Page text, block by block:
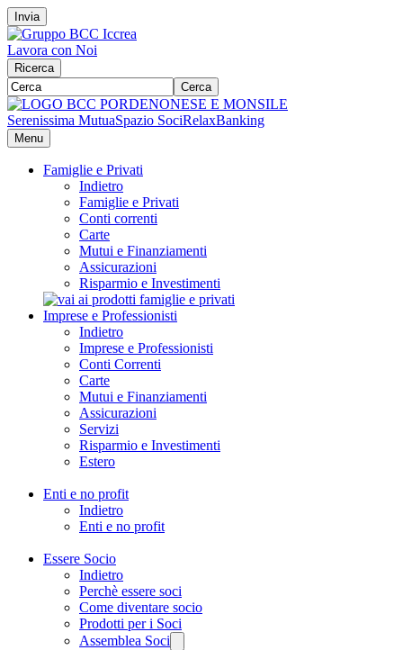
Invia
Lavora con Noi
Ricerca
Cerca
Serenissima MutuaSpazio SociRelaxBanking
Menu
Famiglie e Privati
Indietro
Famiglie e Privati
Conti correnti
Carte
Mutui e Finanziamenti
Assicurazioni
Risparmio e Investimenti
Imprese e Professionisti
Indietro
Imprese e Professionisti
Conti Correnti
Carte
Mutui e Finanziamenti
Assicurazioni
Servizi
Risparmio e Investimenti
Estero
Enti e no profit
Indietro
Enti e no profit
Essere Socio
Indietro
Perchè essere soci
Come diventare socio
Prodotti per i Soci
Assemblea Soci